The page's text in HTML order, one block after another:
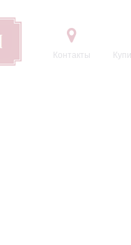
Контакты